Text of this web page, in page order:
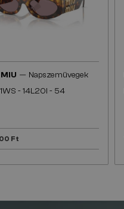
— Napszemüvegek
- 14L20I - 54
Ft